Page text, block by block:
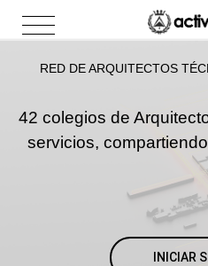
RED DE ARQUITECTOS
42 colegios de
servicios,
INICIAR